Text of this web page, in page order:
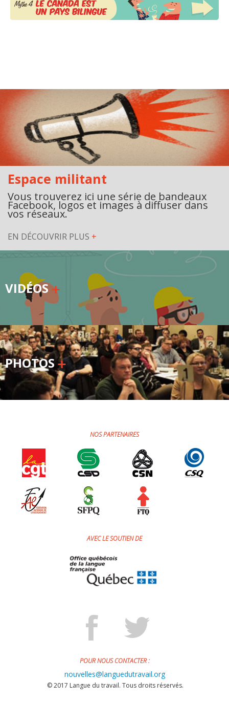
Espace militant
Vous trouverez ici une série de bandeaux
Facebook, logos et images à diffuser dans
vos réseaux.
EN DÉCOUVRIR PLUS +
VIDÉOS
PHOTOS
NOS PARTENAIRES
AVEC LE SOUTIEN DE
POUR NOUS CONTACTER :
nouvelles@languedutravail.org
© 2017 Langue du travail. Tous droits réservés.